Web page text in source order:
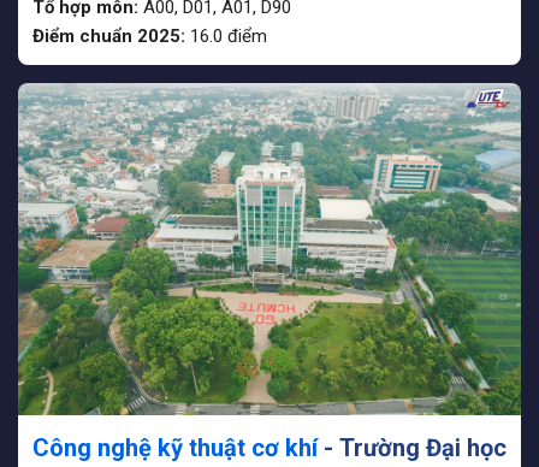
Tổ hợp môn: A00, D01, A01, D90
Điểm chuẩn 2025: 16.0 điểm
Công nghệ kỹ thuật cơ khí - Trường Đại học